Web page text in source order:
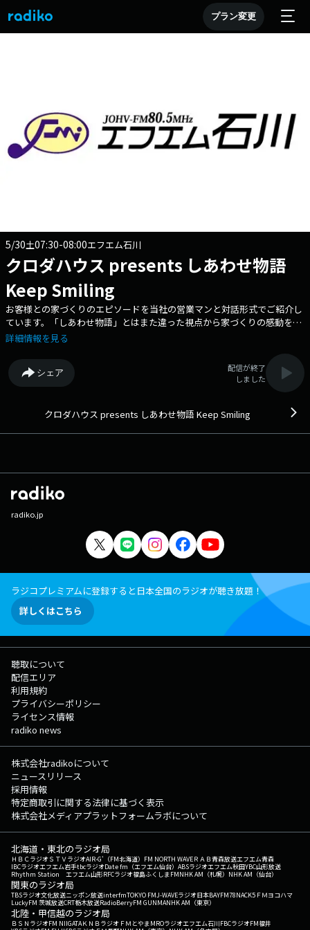
プラン変更
5/30土07:30-08:00エフエム石川
クロダハウス presents しあわせ物語
Keep Smiling
お客様との家づくりのエピソードを当社の営業マンと対話形式でご紹介し
ています。「しあわせ物語」とはまた違った視点から家づくりの感動をお
伝えできると思います。お客様との出会いを通して生まれるしあわせの物
詳細情報を見る
シェア
配信が終了
しました
クロダハウス presents しあわせ物語 Keep Smiling
radiko.jp
ラジコプレミアムに登録すると日本全国のラジオが聴き放題！
詳しくはこちら
聴取について
配信エリア
利用規約
プライバシーポリシー
ライセンス情報
radiko news
株式会社radikoについて
ニュースリリース
採用情報
特定商取引に関する法律に基づく表示
株式会社メディアプラットフォームラボについて
北海道・東北のラジオ局
ＨＢＣラジオＳＴＶラジオAIR-G'（FM北海道） FM NORTH WAVEＲＡＢ青森放送エフエム青森
IBCラジオエフエム岩手tbcラジオDate fm（エフエム仙台） ABSラジオエフエム秋田YBC山形放送
Rhythm Station エフエム山形RFCラジオ福島ふくしまFMNHK AM（札幌） NHK AM（仙台）
関東のラジオ局
TBSラジオ文化放送ニッポン放送interfmTOKYO FMJ-WAVEラジオ日本BAYFM78NACK5 ＦＭヨコハマ
LuckyFM 茨城放送CRT栃木放送RadioBerryFM GUNMANHK AM（東京）
北陸・甲信越のラジオ局
ＢＳＮラジオFM NIIGATAＫＮＢラジオ ＦＭとやまMROラジオエフエム石川FBCラジオFM福井